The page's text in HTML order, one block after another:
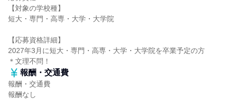
【対象の学校種】
短大・専門・高専・大学・大学院
【応募資格詳細】
2027年3月に短大・専門・高専・大学・大学院を卒業予定の方
＊文理不問！
報酬・交通費
報酬・交通費
報酬なし